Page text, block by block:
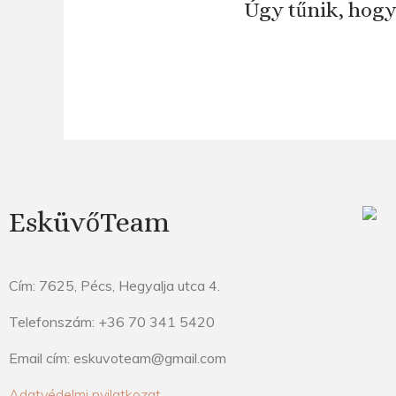
Úgy tűnik,
EsküvőTeam
Cím: 7625, Pécs, Hegyalja utca 4.
Telefonszám: +36 70 341 5420
Email cím: eskuvoteam@gmail.com